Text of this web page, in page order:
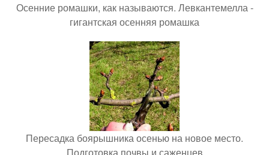
Осенние ромашки, как называются. Левкантемелла -
гигантская осенняя ромашка
Пересадка боярышника осенью на новое место.